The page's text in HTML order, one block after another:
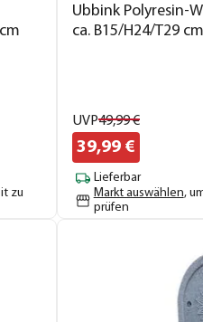
zu
Ubbink Polyresin-
ca. B15/H24/T29 cm
UVP49,99€
39,99€
Lieferbar
Markt auswählen,
prüfen